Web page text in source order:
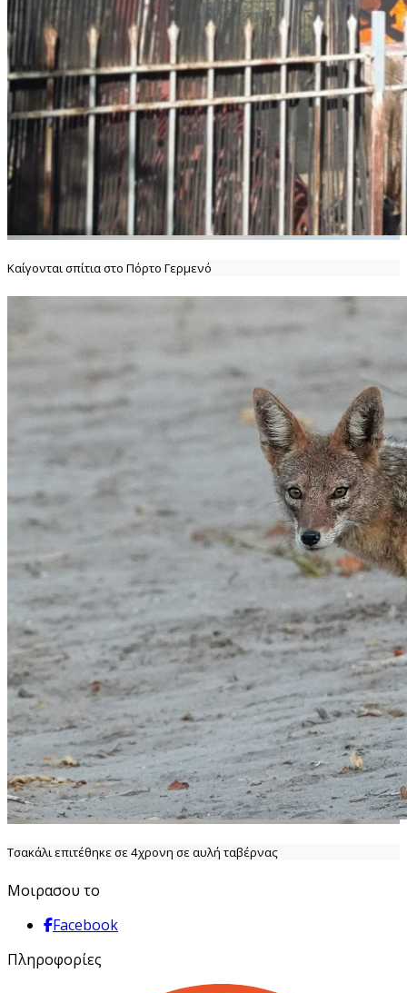
Καίγονται σπίτια στο Πόρτο Γερμενό
Τσακάλι επιτέθηκε σε 4χρονη σε αυλή ταβέρνας
Μοιρασου το
Facebook
Πληροφορίες